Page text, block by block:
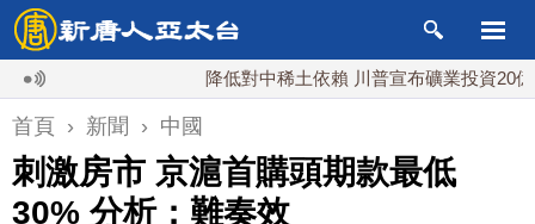
降低對中稀土依賴 川普宣布礦業投資20億美元
首頁 › 新聞 › 中國
刺激房市 京滬首購頭期款最低
30% 分析：難奏效